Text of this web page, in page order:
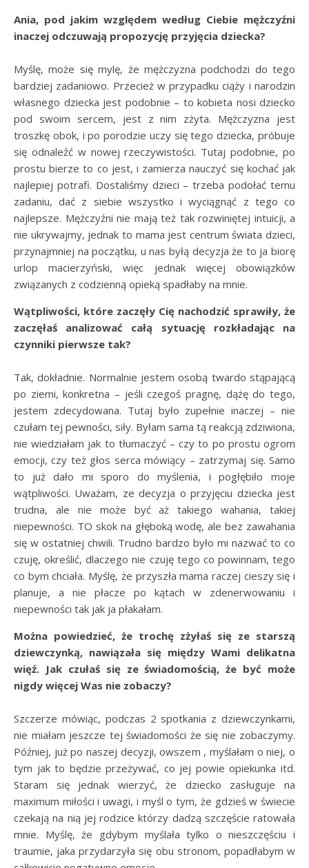
Ania, pod jakim względem według Ciebie mężczyźni
inaczej odczuwają propozycję przyjęcia dziecka?
Myślę, może się mylę, że mężczyzna podchodzi do tego
bardziej zadaniowo. Przecież w przypadku ciąży i narodzin
własnego dziecka jest podobnie – to kobieta nosi dziecko
pod swoim sercem, jest z nim zżyta. Mężczyzna jest
troszkę obok, i po porodzie uczy się tego dziecka, próbuje
się odnaleźć w nowej rzeczywistości. Tutaj podobnie, po
prostu bierze to co jest, i zamierza nauczyć się kochać jak
najlepiej potrafi. Dostaliśmy dzieci – trzeba podołać temu
zadaniu, dać z siebie wszystko i wyciągnąć z tego co
najlepsze. Mężczyźni nie mają też tak rozwiniętej intuicji, a
nie ukrywajmy, jednak to mama jest centrum świata dzieci,
przynajmniej na początku, u nas byłą decyzja że to ja biorę
urlop macierzyński, więc jednak więcej obowiązków
związanych z codzienną opieką spadłaby na mnie.
Wątpliwości, które zaczęły Cię nachodzić sprawiły, że
zaczęłaś analizować całą sytuację rozkładając na
czynniki pierwsze tak?
Tak, dokładnie. Normalnie jestem osobą twardo stąpającą
po ziemi, konkretna – jeśli czegoś pragnę, dążę do tego,
jestem zdecydowana. Tutaj było zupełnie inaczej – nie
czułam tej pewności, siły. Byłam sama tą reakcją zdziwiona,
nie wiedziałam jak to tłumaczyć – czy to po prostu ogrom
emocji, czy też głos serca mówiący – zatrzymaj się. Samo
to już dało mi sporo do myślenia, i pogłębiło moje
wątpliwości. Uważam, ze decyzja o przyjęciu dziecka jest
trudna, ale nie może być aż takiego wahania, takiej
niepewności. TO skok na głęboką wodę, ale bez zawahania
się w ostatniej chwili. Trudno bardzo było mi nazwać to co
czuję, określić, dlaczego nie czuję tego co powinnam, tego
co bym chciała. Myślę, że przyszła mama raczej cieszy się i
planuje, a nie płacze po kątach w zdenerwowaniu i
niepewności tak jak ja płakałam.
Można powiedzieć, że trochę zżyłaś się ze starszą
dziewczynką, nawiązała się między Wami delikatna
więź. Jak czułaś się ze świadomością, że być może
nigdy więcej Was nie zobaczy?
Szczerze mówiąc, podczas 2 spotkania z dziewczynkami,
nie miałam jeszcze tej świadomości że się nie zobaczymy.
Później, już po naszej decyzji, owszem , myślałam o niej, o
tym jak to będzie przeżywać, co jej powie opiekunka itd.
Staram się jednak wierzyć, że dziecko zasługuje na
maximum miłości i uwagi, i myśl o tym, że gdzieś w świecie
czekają na nią jej rodzice którzy dadzą szczęście ratowała
mnie. Myślę, że gdybym myślała tylko o nieszczęściu i
traumie, jaka przydarzyła się obu stronom, popadłabym w